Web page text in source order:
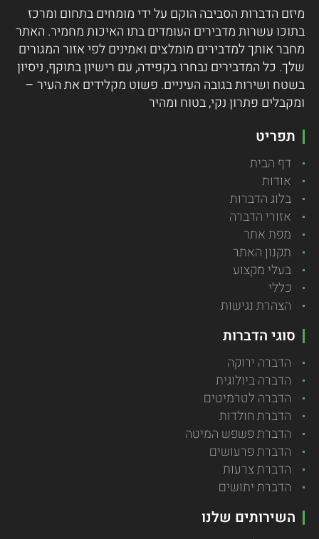
מיזם הדברות הסביבה הוקם על ידי מומחים בתחום ומרכז
בתוכו עשרות מדבירים העומדים בתו האיכות מחמיר. האתר
מחבר אותך למדבירים מומלצים ואמינים לפי אזור המגורים
שלך. כל המדבירים נבחרו בקפידה, עם רישיון בתוקף, ניסיון
בשטח ושירות בגובה העיניים. פשוט מקלידים את העיר –
ומקבלים פתרון נקי, בטוח ומהיר
תפריט
דף הבית
אודות
בלוג הדברות
אזורי הדברה
מפת אתר
תקנון האתר
בעלי מקצוע
כללי
הצהרת נגישות
סוגי הדברות
הדברה ירוקה
הדברה ביולוגית
הדברה לטרמיטים
הדברת חולדות
הדברת פשפש המיטה
הדברת פרעושים
הדברת צרעות
הדברת יתושים
השירותים שלנו